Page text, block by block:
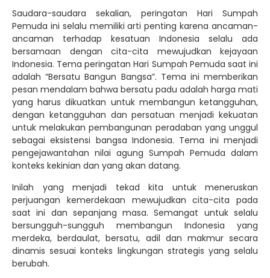
Saudara-saudara sekalian, peringatan Hari Sumpah
Pemuda ini selalu memiliki arti penting karena ancaman-
ancaman terhadap kesatuan Indonesia selalu ada
bersamaan dengan cita-cita mewujudkan kejayaan
Indonesia. Tema peringatan Hari Sumpah Pemuda saat ini
adalah “Bersatu Bangun Bangsa”. Tema ini memberikan
pesan mendalam bahwa bersatu padu adalah harga mati
yang harus dikuatkan untuk membangun ketangguhan,
dengan ketangguhan dan persatuan menjadi kekuatan
untuk melakukan pembangunan peradaban yang unggul
sebagai eksistensi bangsa Indonesia. Tema ini menjadi
pengejawantahan nilai agung Sumpah Pemuda dalam
konteks kekinian dan yang akan datang.
Inilah yang menjadi tekad kita untuk meneruskan
perjuangan kemerdekaan mewujudkan cita-cita pada
saat ini dan sepanjang masa. Semangat untuk selalu
bersungguh-sungguh membangun Indonesia yang
merdeka, berdaulat, bersatu, adil dan makmur secara
dinamis sesuai konteks lingkungan strategis yang selalu
berubah.